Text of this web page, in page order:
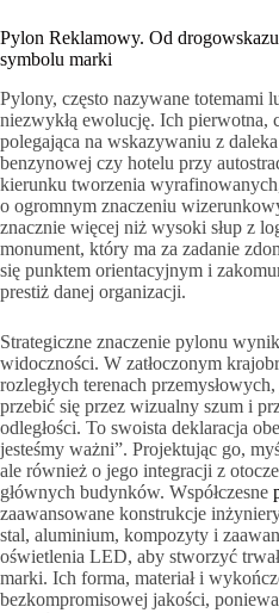
Pylon Reklamowy. Od
symbolu marki
Pylony, często nazywane totemami
niezwykłą ewolucję. Ich pierwotna,
polegająca na wskazywaniu z
benzynowej czy hotelu przy
kierunku tworzenia
o ogromnym znaczeniu
znacznie więcej niż wysoki słup z
monument, który ma za zadanie
się punktem orientacyjnym i
prestiż danej organizacji.
Strategiczne znaczenie pylonu
widoczności. W zatłoczonym
rozległych terenach
przebić się przez wizualny szum i
odległości. To swoista deklaracja
jesteśmy ważni”. Projektując go,
ale również o jego integracji z
głównych budynków. Współczesne
zaawansowane konstrukcje
stal, aluminium, kompozyty i
oświetlenia LED, aby stworzyć
marki. Ich forma, materiał i
bezkompromisowej jakości,